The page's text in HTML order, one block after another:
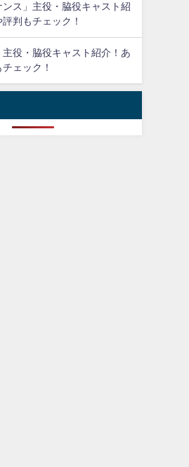
ンス」主役・脇役キャスト紹
判もチェック！
主役・脇役キャスト紹介！あ
ェック！